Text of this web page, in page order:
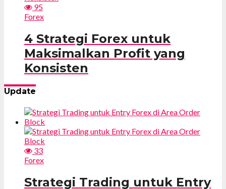
95
Forex
4 Strategi Forex untuk
Maksimalkan Profit yang
Konsisten
Update
33
Forex
Strategi Trading untuk Entry